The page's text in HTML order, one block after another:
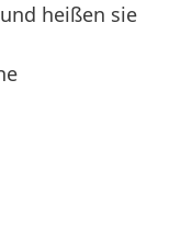
heißen sie